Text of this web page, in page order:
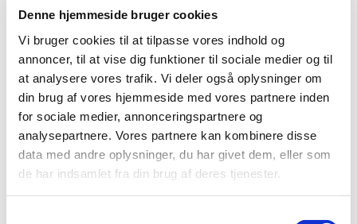
Denne hjemmeside bruger cookies
Vi bruger cookies til at tilpasse vores indhold og
annoncer, til at vise dig funktioner til sociale medier og til
at analysere vores trafik. Vi deler også oplysninger om
din brug af vores hjemmeside med vores partnere inden
for sociale medier, annonceringspartnere og
analysepartnere. Vores partnere kan kombinere disse
data med andre oplysninger, du har givet dem, eller som
de har indsamlet fra din brug af deres tjenester.
Søndag 20. september 2026, kl.
10:30 - 11:30
Brøndby Strand Kirke, Brøndby
Strand Centrum 90, 2660 Brøndby
Strand